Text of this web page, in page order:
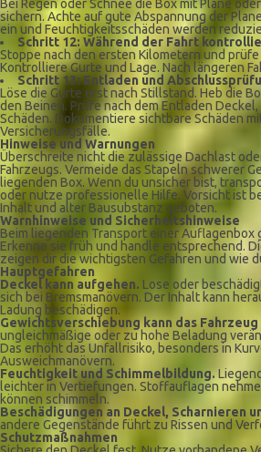
Bei Regen oder Schnee die Box mit Plane
sichern. Achte auf gute Abspannung der
ein und Feuchtigkeitsschäden werden
Schritt 12: Während der Fahrt
Stoppe nach den ersten Kilometern und
Kontrolliere Gurte und Lage. Nach längeren
Schritt 13: Entladen und
Löse die Gurte erst nach Stillstand. Heb die
den Beinen. Prüfe nach dem Entladen
Schäden. Dokumentiere sichtbare Schäden
Versicherungsfälle.
Hinweise und Warnungen
Überschreite nicht die zulässige Dachlast
Fahrzeugs. Vermeide das Stapeln schwerer
liegenden Box. Wenn du unsicher bist,
oder nutze professionelle Hilfe. Vorsicht ist
Inhalt und alter Bausubstanz geboten.
Warnhinweise und Sicherheitshinweise
Beim liegenden Transport einer Auflagenbox
Erkenne sie früh und handle entsprechend.
zeigen dir die wichtigsten Gefahren und wie
Hauptgefahren
Deckel kann aufgehen. Lose oder
sich bei Bremsmanövern. Der Inhalt kann
Ladung beschädigen.
Gewichtsverschiebung kann das
ungleichmäßige oder zu hohe Beladung
Das erhöht das Unfallrisiko, besonders in
Ausweichmanövern.
Feuchtigkeit und Schimmelbildung.
leichter in Vertiefungen. Stoffauflagen
können schimmeln.
Beschädigungen an Deckel, Scharnieren
andere Gegenstände führt zu Rissen und
Schutzmaßnahmen